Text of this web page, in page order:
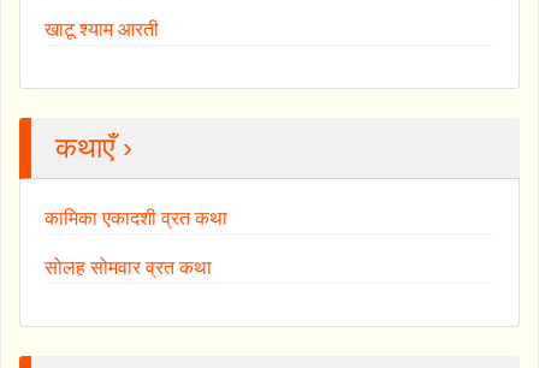
खाटू श्याम आरती
कथाएँ ›
कामिका एकादशी व्रत कथा
सोलह सोमवार व्रत कथा